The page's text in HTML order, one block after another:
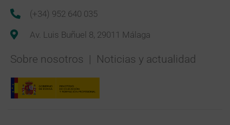
(+34) 952 640 035
Av. Luis Buñuel 8, 29011 Málaga
Sobre nosotros | Noticias y actualidad